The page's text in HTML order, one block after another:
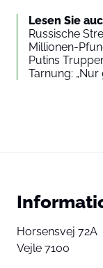
Lesen Sie
Russische
Millionen-
Putins
Tarnung:
Horsensvej 72A
Vejle 7100